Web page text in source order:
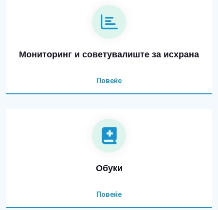
Мониторинг и советувалиште за исхрана
Повеќе
Обуки
Повеќе